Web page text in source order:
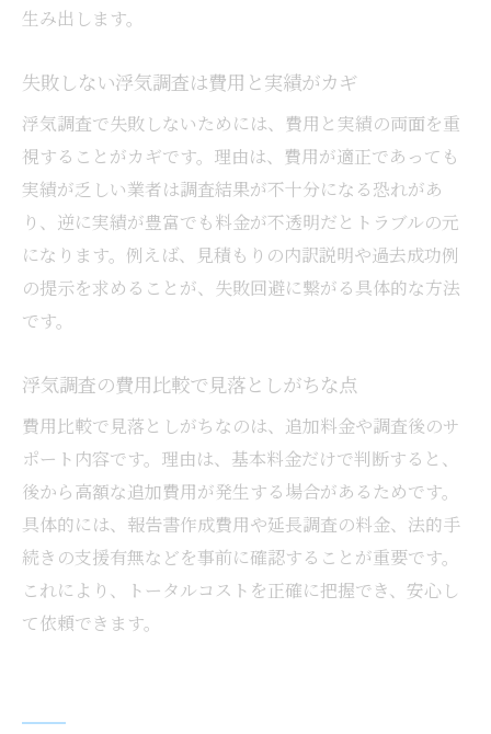
生み出します。
失敗しない浮気調査は費用と実績がカギ
浮気調査で失敗しないためには、費用と実績の両面を重
視することがカギです。理由は、費用が適正であっても
実績が乏しい業者は調査結果が不十分になる恐れがあ
り、逆に実績が豊富でも料金が不透明だとトラブルの元
になります。例えば、見積もりの内訳説明や過去成功例
の提示を求めることが、失敗回避に繋がる具体的な方法
です。
浮気調査の費用比較で見落としがちな点
費用比較で見落としがちなのは、追加料金や調査後のサ
ポート内容です。理由は、基本料金だけで判断すると、
後から高額な追加費用が発生する場合があるためです。
具体的には、報告書作成費用や延長調査の料金、法的手
続きの支援有無などを事前に確認することが重要です。
これにより、トータルコストを正確に把握でき、安心し
て依頼できます。